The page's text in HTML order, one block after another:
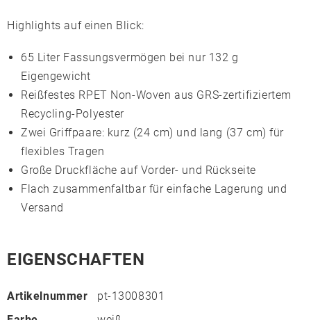
Highlights auf einen Blick:
65 Liter Fassungsvermögen bei nur 132 g
Eigengewicht
Reißfestes RPET Non-Woven aus GRS-zertifiziertem
Recycling-Polyester
Zwei Griffpaare: kurz (24 cm) und lang (37 cm) für
flexibles Tragen
Große Druckfläche auf Vorder- und Rückseite
Flach zusammenfaltbar für einfache Lagerung und
Versand
EIGENSCHAFTEN
Artikelnummer
pt-13008301